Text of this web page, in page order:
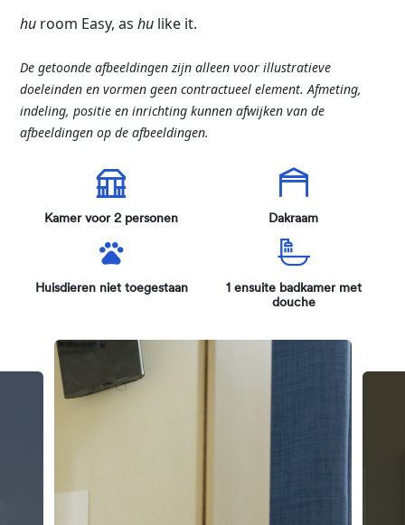
hu room Easy, ashu like it.
Degetoonde afbeeldingen zijn alleen voor illustratieve
doeleinden envormen geen contractueel element. Afmeting,
indeling, positie eninrichting kunnen afwijken van de
afbeeldingen op deafbeeldingen.
Kamer voor 2 personen Dakraam
Huisdieren niet toegestaan
1 ensuite badkamer met
douche